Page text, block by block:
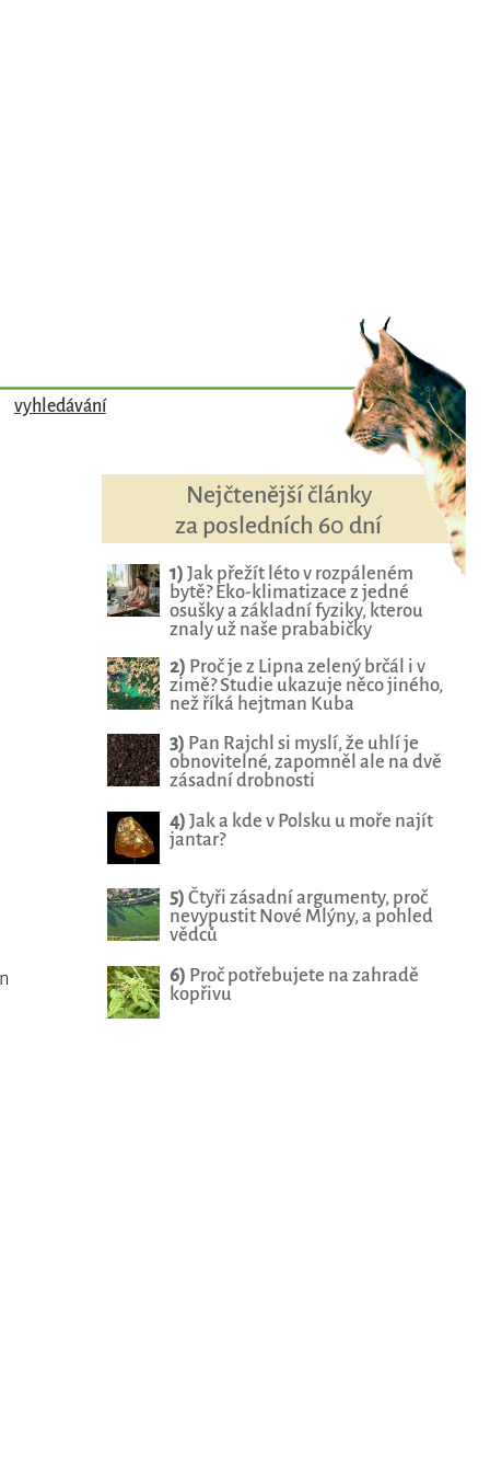
vyhledávání
Nejčtenější články
za posledních 60 dní
1) Jak přežít léto v rozpáleném
bytě? Eko-klimatizace z jedné
osušky a základní fyziky, kterou
znaly už naše prababičky
2) Proč je z Lipna zelený brčál i v
zimě? Studie ukazuje něco jiného,
než říká hejtman Kuba
3) Pan Rajchl si myslí, že uhlí je
obnovitelné, zapomněl ale na dvě
zásadní drobnosti
4) Jak a kde v Polsku u moře najít
jantar?
5) Čtyři zásadní argumenty, proč
nevypustit Nové Mlýny, a pohled
vědců
6) Proč potřebujete na zahradě
kopřivu